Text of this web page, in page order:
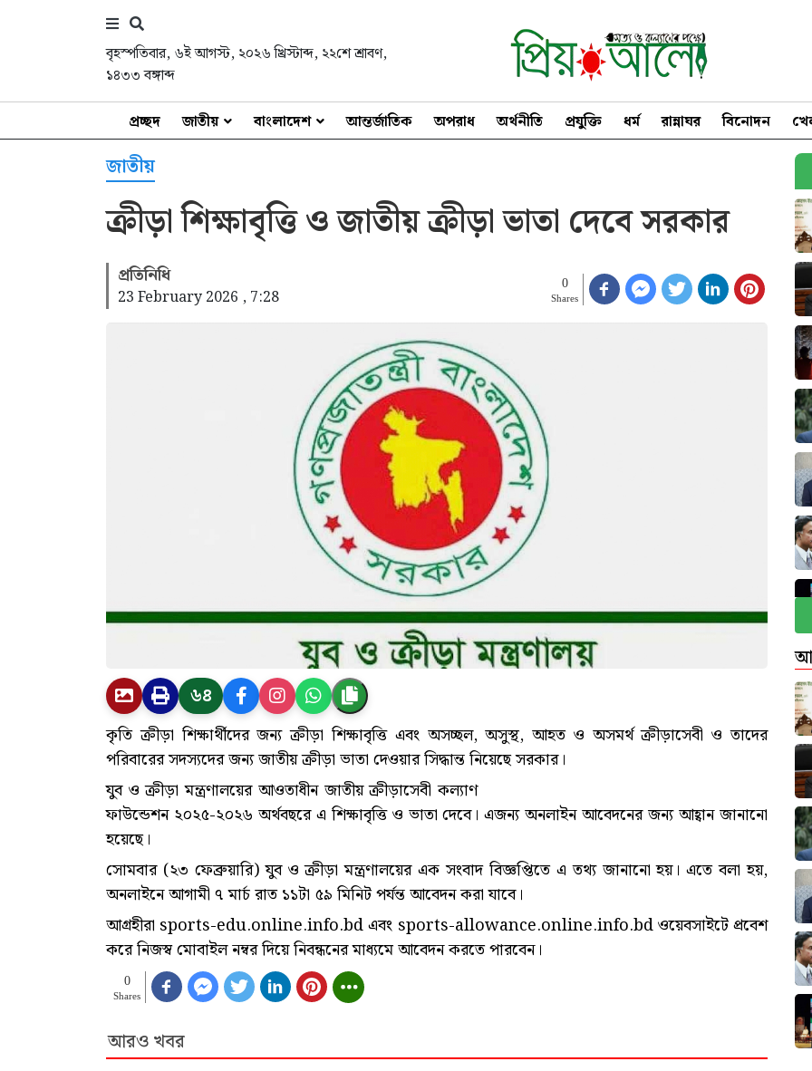
বৃহস্পতিবার, ৬ই আগস্ট, ২০২৬ খ্রিস্টাব্দ, ২২শে শ্রাবণ,
১৪৩৩ বঙ্গাব্দ
প্রচ্ছদ জাতীয় বাংলাদেশ আন্তর্জাতিক অপরাধ অর্থনীতি প্রযুক্তি ধর্ম রান্নাঘর বিনোদন
জাতীয়
ক্রীড়া শিক্ষাবৃত্তি ও জাতীয় ক্রীড়া ভাতা দেবে সরকার
প্রতিনিধি
23 February 2026 , 7:28
0
Shares
৬৪
কৃতি ক্রীড়া শিক্ষার্থীদের জন্য ক্রীড়া শিক্ষাবৃত্তি এবং অসচ্ছল, অসুস্থ, আহত ও অসমর্থ ক্রীড়াসেবী ও তাদের
পরিবারের সদস্যদের জন্য জাতীয় ক্রীড়া ভাতা দেওয়ার সিদ্ধান্ত নিয়েছে সরকার।
যুব ও ক্রীড়া মন্ত্রণালয়ের আওতাধীন জাতীয় ক্রীড়াসেবী কল্যাণ
ফাউন্ডেশন ২০২৫-২০২৬ অর্থবছরে এ শিক্ষাবৃত্তি ও ভাতা দেবে। এজন্য অনলাইন আবেদনের জন্য আহ্বান জানানো
হয়েছে।
সোমবার (২৩ ফেব্রুয়ারি) যুব ও ক্রীড়া মন্ত্রণালয়ের এক সংবাদ বিজ্ঞপ্তিতে এ তথ্য জানানো হয়। এতে বলা হয়,
অনলাইনে আগামী ৭ মার্চ রাত ১১টা ৫৯ মিনিট পর্যন্ত আবেদন করা যাবে।
আগ্রহীরা sports-edu.online.info.bd এবং sports-allowance.online.info.bd ওয়েবসাইটে প্রবেশ
করে নিজস্ব মোবাইল নম্বর দিয়ে নিবন্ধনের মাধ্যমে আবেদন করতে পারবেন।
0
Shares
আরও খবর